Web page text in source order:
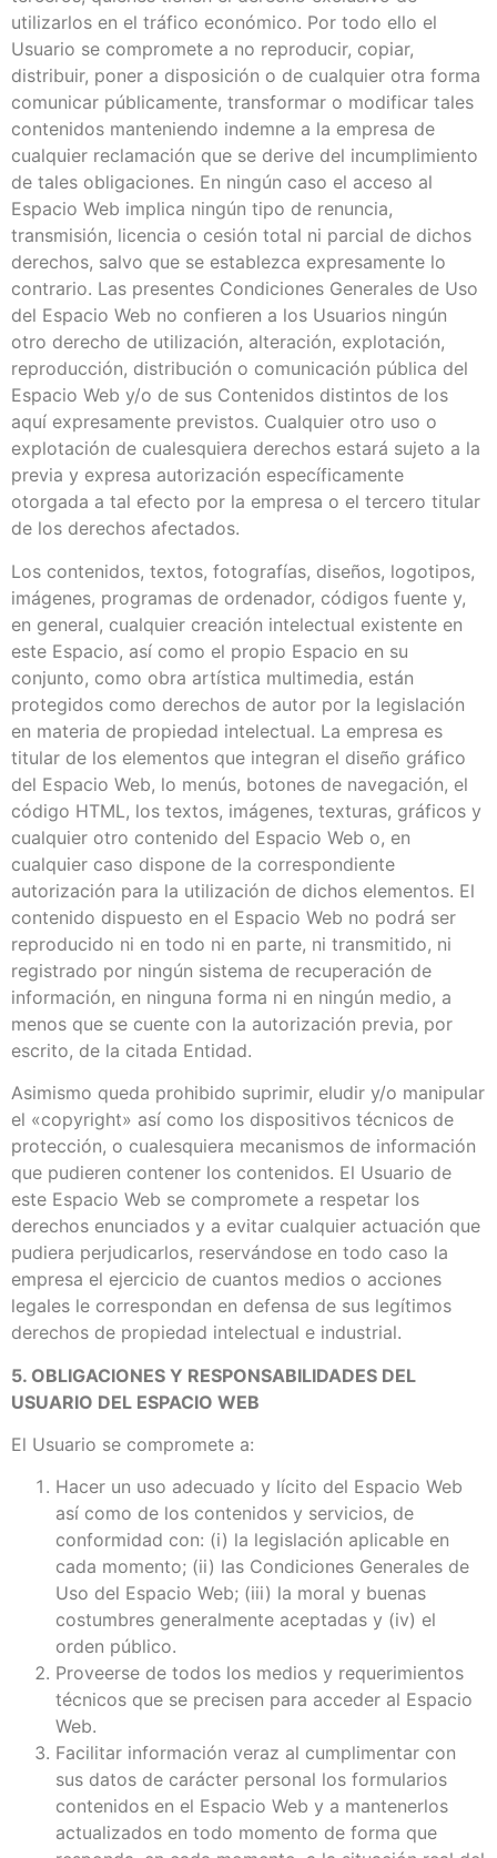
utilizarlos en el tráfico económico. Por todo ello el
Usuario se compromete a no reproducir, copiar,
distribuir, poner a disposición o de cualquier otra forma
comunicar públicamente, transformar o modificar tales
contenidos manteniendo indemne a la empresa de
cualquier reclamación que se derive del incumplimiento
de tales obligaciones. En ningún caso el acceso al
Espacio Web implica ningún tipo de renuncia,
transmisión, licencia o cesión total ni parcial de dichos
derechos, salvo que se establezca expresamente lo
contrario. Las presentes Condiciones Generales de Uso
del Espacio Web no confieren a los Usuarios ningún
otro derecho de utilización, alteración, explotación,
reproducción, distribución o comunicación pública del
Espacio Web y/o de sus Contenidos distintos de los
aquí expresamente previstos. Cualquier otro uso o
explotación de cualesquiera derechos estará sujeto a la
previa y expresa autorización específicamente
otorgada a tal efecto por la empresa o el tercero titular
de los derechos afectados.
Los contenidos, textos, fotografías, diseños, logotipos,
imágenes, programas de ordenador, códigos fuente y,
en general, cualquier creación intelectual existente en
este Espacio, así como el propio Espacio en su
conjunto, como obra artística multimedia, están
protegidos como derechos de autor por la legislación
en materia de propiedad intelectual. La empresa es
titular de los elementos que integran el diseño gráfico
del Espacio Web, lo menús, botones de navegación, el
código HTML, los textos, imágenes, texturas, gráficos y
cualquier otro contenido del Espacio Web o, en
cualquier caso dispone de la correspondiente
autorización para la utilización de dichos elementos. El
contenido dispuesto en el Espacio Web no podrá ser
reproducido ni en todo ni en parte, ni transmitido, ni
registrado por ningún sistema de recuperación de
información, en ninguna forma ni en ningún medio, a
menos que se cuente con la autorización previa, por
escrito, de la citada Entidad.
Asimismo queda prohibido suprimir, eludir y/o manipular
el «copyright» así como los dispositivos técnicos de
protección, o cualesquiera mecanismos de información
que pudieren contener los contenidos. El Usuario de
este Espacio Web se compromete a respetar los
derechos enunciados y a evitar cualquier actuación que
pudiera perjudicarlos, reservándose en todo caso la
empresa el ejercicio de cuantos medios o acciones
legales le correspondan en defensa de sus legítimos
derechos de propiedad intelectual e industrial.
5. OBLIGACIONES Y RESPONSABILIDADES DEL
USUARIO DEL ESPACIO WEB
El Usuario se compromete a:
Hacer un uso adecuado y lícito del Espacio Web
así como de los contenidos y servicios, de
conformidad con: (i) la legislación aplicable en
cada momento; (ii) las Condiciones Generales de
Uso del Espacio Web; (iii) la moral y buenas
costumbres generalmente aceptadas y (iv) el
orden público.
Proveerse de todos los medios y requerimientos
técnicos que se precisen para acceder al Espacio
Web.
Facilitar información veraz al cumplimentar con
sus datos de carácter personal los formularios
contenidos en el Espacio Web y a mantenerlos
actualizados en todo momento de forma que